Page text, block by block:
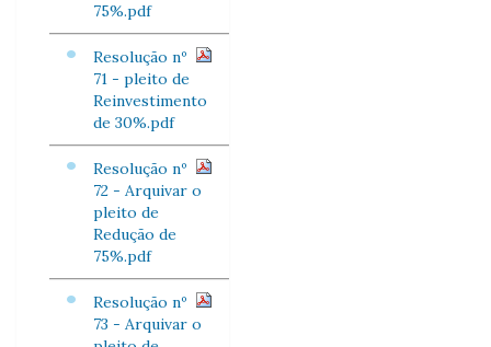
75%.pdf
Resolução nº
71 - pleito de
Reinvestimento
de 30%.pdf
Resolução nº
72 - Arquivar o
pleito de
Redução de
75%.pdf
Resolução nº
73 - Arquivar o